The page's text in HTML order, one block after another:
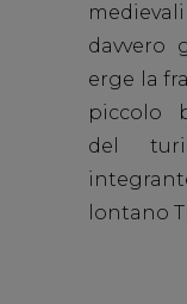
davvero
erge la
piccolo
del
lontano